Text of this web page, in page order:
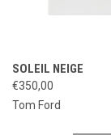
SOLEIL NEIGE
€350,00
Tom Ford